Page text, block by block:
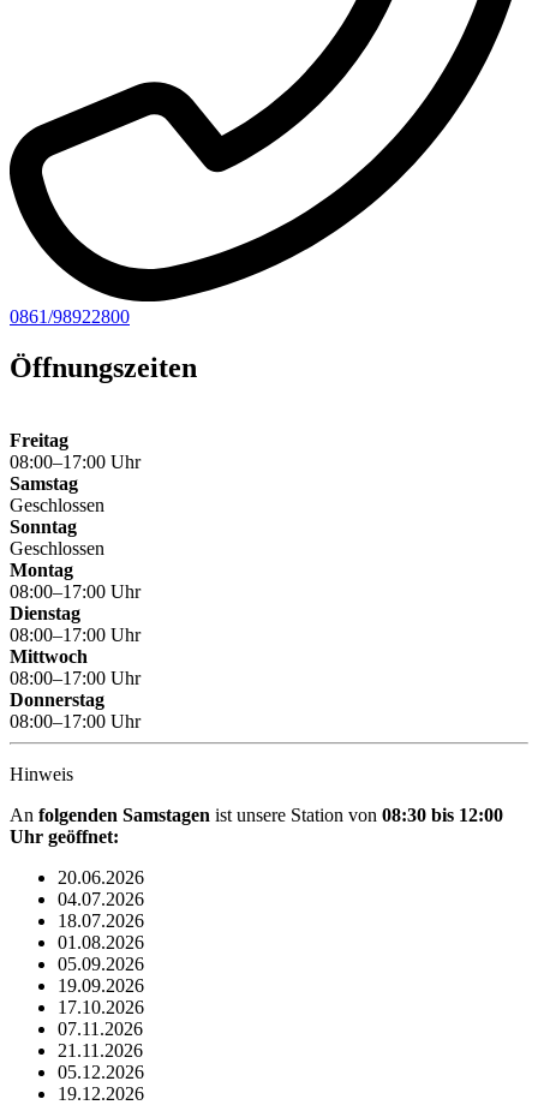
0861/98922800
Öffnungszeiten
Freitag
08:00–17:00 Uhr
Samstag
Geschlossen
Sonntag
Geschlossen
Montag
08:00–17:00 Uhr
Dienstag
08:00–17:00 Uhr
Mittwoch
08:00–17:00 Uhr
Donnerstag
08:00–17:00 Uhr
Hinweis
An folgenden Samstagen ist unsere Station von 08:30 bis 12:00
Uhr geöffnet:
20.06.2026
04.07.2026
18.07.2026
01.08.2026
05.09.2026
19.09.2026
17.10.2026
07.11.2026
21.11.2026
05.12.2026
19.12.2026